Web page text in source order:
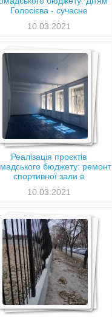
Голосієва - сучасне
10.03.2021
Реалізація проєктів
бюджету: ремонт
спортивної зали в
Тараса Шевченка
10.03.2021